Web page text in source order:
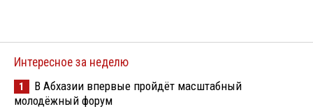
Интересное за неделю
1
В Абхазии впервые пройдёт масштабный
молодёжный форум